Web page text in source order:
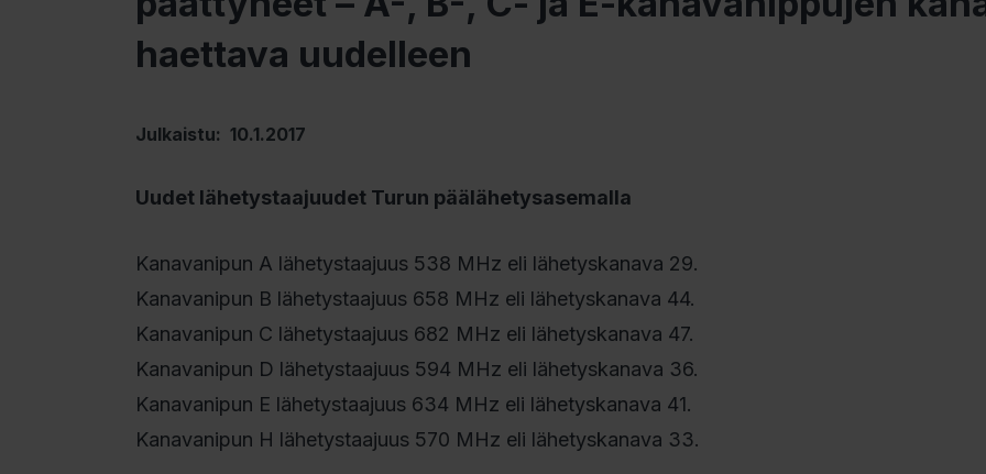
haettava uudelleen
Julkaistu: 10.1.2017
Uudet lähetystaajuudet Turun päälähetysasemalla
Kanavanipun A lähetystaajuus 538 MHz eli lähetyskanava 29.
Kanavanipun B lähetystaajuus 658 MHz eli lähetyskanava 44.
Kanavanipun C lähetystaajuus 682 MHz eli lähetyskanava 47.
Kanavanipun D lähetystaajuus 594 MHz eli lähetyskanava 36.
Kanavanipun E lähetystaajuus 634 MHz eli lähetyskanava 41.
Kanavanipun H lähetystaajuus 570 MHz eli lähetyskanava 33.